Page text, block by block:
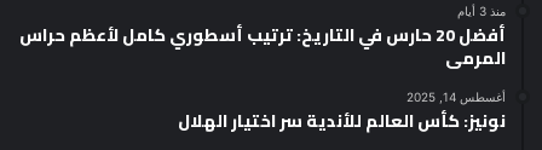
منذ 3 أيام
أفضل 20 حارس في التاريخ: ترتيب أسطوري كامل لأعظم حراس
المرمى
أغسطس 14, 2025
نونيز: كأس العالم للأندية سر اختيار الهلال